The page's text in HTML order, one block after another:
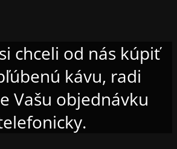
chceli od nás kúpiť
kávu, radi
Vašu objednávku